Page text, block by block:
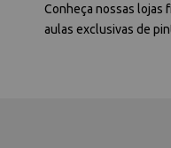
Conheça nossas lojas
aulas exclusivas de